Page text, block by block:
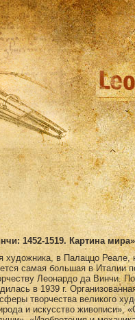
1452-1519. Картина
художника, в Палаццо Реале,
самая большая в Италии
Леонардо да Винчи.
в 1939 г.
творчества великого
и искусство живописи»,